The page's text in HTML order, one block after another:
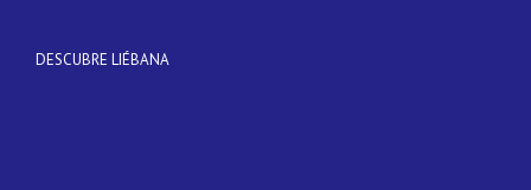
DESCUBRE LIÉBANA